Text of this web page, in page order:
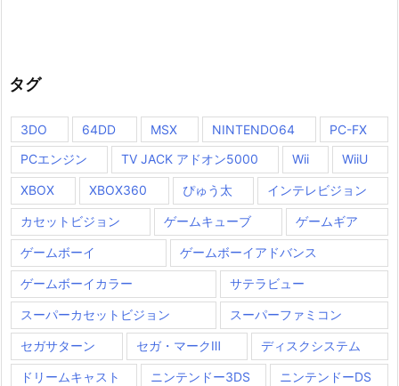
タグ
3DO 64DD MSX NINTENDO64
PC-FX
PCエンジン
TV JACK アドオン5000 Wii WiiU
XBOX XBOX360 ぴゅう太 インテレビジョン
カセットビジョン ゲームキューブ ゲームギア
ゲームボーイ ゲームボーイアドバンス
ゲームボーイカラー サテラビュー
スーパーカセットビジョン スーパーファミコン
セガサターン セガ・マークⅢ ディスクシステム
ドリームキャスト ニンテンドー3DS ニンテンドーDS